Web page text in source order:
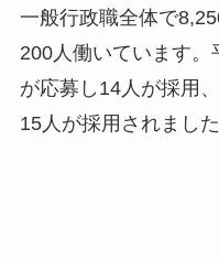
一般行政職全体で
200人働いています。
が応募し14人が採用
15人が採用されました